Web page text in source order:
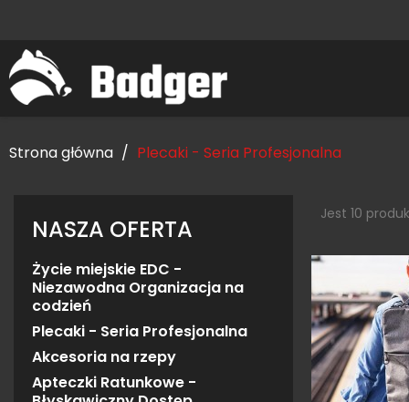
Strona główna Plecaki - Seria Profesjonalna
NASZA OFERTA
Życie miejskie EDC -
Niezawodna Organizacja na
codzień
Plecaki - Seria Profesjonalna
Akcesoria na rzepy
Apteczki Ratunkowe -
Jest 10